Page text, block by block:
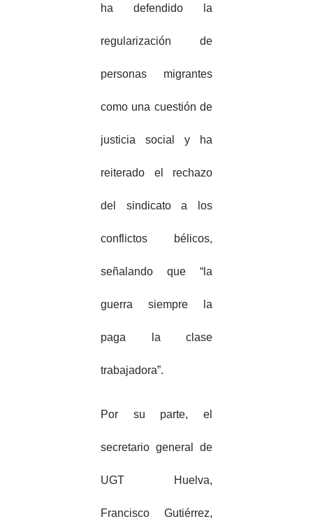
ha defendido la
regularización de
personas migrantes
como una cuestión de
justicia social y ha
reiterado el rechazo
del sindicato a los
conflictos bélicos,
señalando que “la
guerra siempre la
paga la clase
trabajadora”.
Por su parte, el
secretario general de
UGT Huelva,
Francisco Gutiérrez,